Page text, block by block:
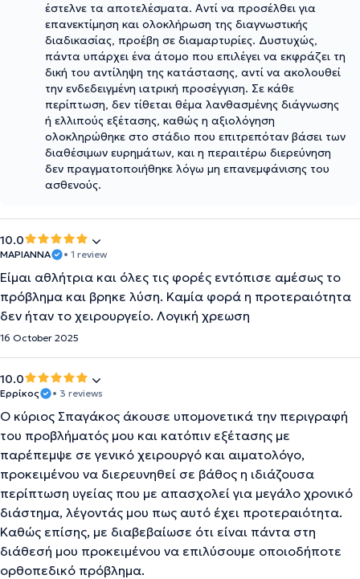
έστελνε τα αποτελέσματα. Αντί να προσέλθει για
επανεκτίμηση και ολοκλήρωση της διαγνωστικής
διαδικασίας, προέβη σε διαμαρτυρίες. Δυστυχώς,
πάντα υπάρχει ένα άτομο που επιλέγει να εκφράζει τη
δική του αντίληψη της κατάστασης, αντί να ακολουθεί
την ενδεδειγμένη ιατρική προσέγγιση. Σε κάθε
περίπτωση, δεν τίθεται θέμα λανθασμένης διάγνωσης
ή ελλιπούς εξέτασης, καθώς η αξιολόγηση
ολοκληρώθηκε στο στάδιο που επιτρεπόταν βάσει των
διαθέσιμων ευρημάτων, και η περαιτέρω διερεύνηση
δεν πραγματοποιήθηκε λόγω μη επανεμφάνισης του
ασθενούς.
10.0
ΜΑΡΙΑΝΝΑ • 1 review
Είμαι αθλήτρια και όλες τις φορές εντόπισε αμέσως το
πρόβλημα και βρηκε λύση. Καμία φορά η προτεραιότητα
δεν ήταν το χειρουργείο. Λογική χρεωση
16 October 2025
10.0
Ερρίκος • 3 reviews
Ο κύριος Σπαγάκος άκουσε υπομονετικά την περιγραφή
του προβλήματός μου και κατόπιν εξέτασης με
παρέπεμψε σε γενικό χειρουργό και αιματολόγο,
προκειμένου να διερευνηθεί σε βάθος η ιδιάζουσα
περίπτωση υγείας που με απασχολεί για μεγάλο χρονικό
διάστημα, λέγοντάς μου πως αυτό έχει προτεραιότητα.
Καθώς επίσης, με διαβεβαίωσε ότι είναι πάντα στη
διάθεσή μου προκειμένου να επιλύσουμε οποιοδήποτε
ορθοπεδικό πρόβλημα.